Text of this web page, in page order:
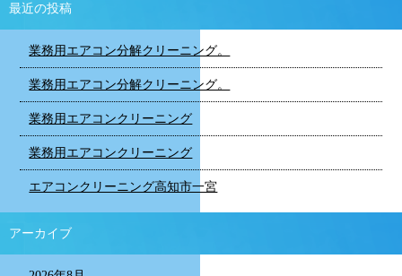
最近の投稿
業務用エアコン分解クリーニング。
業務用エアコン分解クリーニング。
業務用エアコンクリーニング
業務用エアコンクリーニング
エアコンクリーニング高知市一宮
アーカイブ